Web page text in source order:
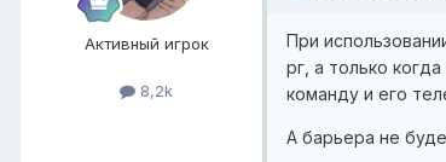
Активный игрок
8,2k
При
рг, а только
команду и его
А барьера не